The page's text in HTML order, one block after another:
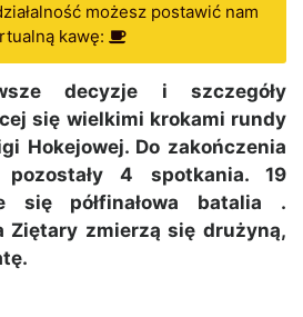
możesz postawić nam
kawę:
decyzje i szczegóły
się wielkimi krokami rundy
Hokejowej. Do zakończenia
4 spotkania. 19
się półfinałowa batalia
.
Ziętary zmierzą się drużyną,